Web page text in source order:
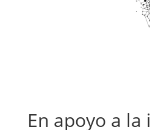
En apoyo a la